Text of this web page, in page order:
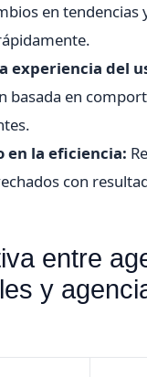
en tendencias
experiencia del
basada en
en la eficiencia:
con
entre
y